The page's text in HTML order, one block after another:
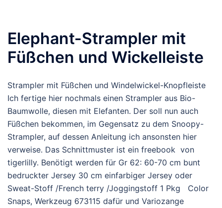
Elephant-Strampler mit
Füßchen und Wickelleiste
Strampler mit Füßchen und Windelwickel-Knopfleiste
Ich fertige hier nochmals einen Strampler aus Bio-
Baumwolle, diesen mit Elefanten. Der soll nun auch
Füßchen bekommen, im Gegensatz zu dem Snoopy-
Strampler, auf dessen Anleitung ich ansonsten hier
verweise. Das Schnittmuster ist ein freebook von
tigerlilly. Benötigt werden für Gr 62: 60-70 cm bunt
bedruckter Jersey 30 cm einfarbiger Jersey oder
Sweat-Stoff /French terry /Joggingstoff 1 Pkg Color
Snaps, Werkzeug 673115 dafür und Variozange